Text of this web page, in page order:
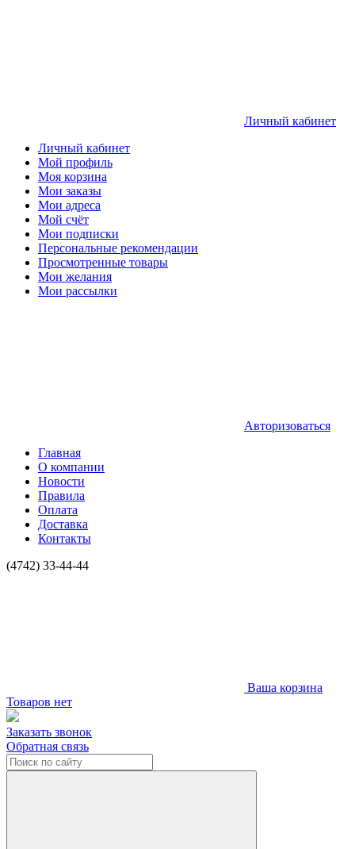
Личный кабинет
Личный кабинет
Мой профиль
Моя корзина
Мои заказы
Мои адреса
Мой счёт
Мои подписки
Персональные рекомендации
Просмотренные товары
Мои желания
Мои рассылки
Авторизоваться
Главная
О компании
Новости
Правила
Оплата
Доставка
Контакты
(4742) 33-44-44
Ваша корзина
Товаров нет
Заказать звонок
Обратная связь